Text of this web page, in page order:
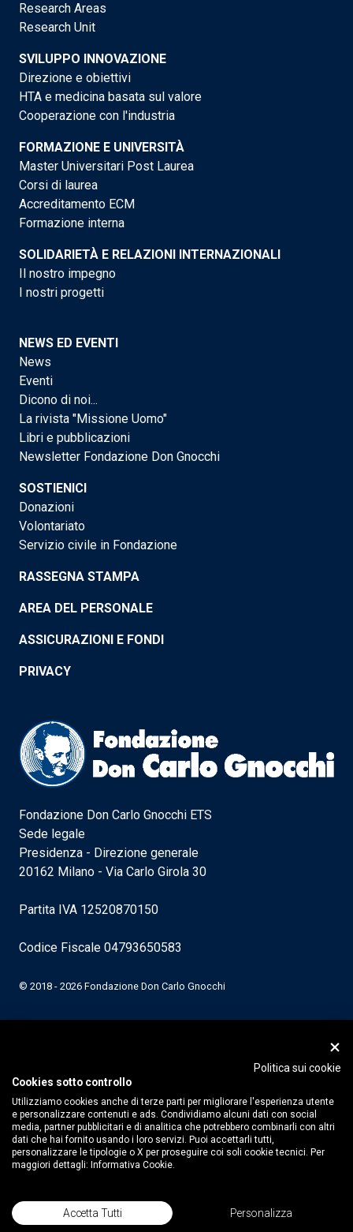
Research Areas
Research Unit
SVILUPPO INNOVAZIONE
Direzione e obiettivi
HTA e medicina basata sul valore
Cooperazione con l'industria
FORMAZIONE E UNIVERSITÀ
Master Universitari Post Laurea
Corsi di laurea
Accreditamento ECM
Formazione interna
SOLIDARIETÀ E RELAZIONI INTERNAZIONALI
Il nostro impegno
I nostri progetti
NEWS ED EVENTI
News
Eventi
Dicono di noi...
La rivista "Missione Uomo"
Libri e pubblicazioni
Newsletter Fondazione Don Gnocchi
SOSTIENICI
Donazioni
Volontariato
Servizio civile in Fondazione
RASSEGNA STAMPA
AREA DEL PERSONALE
ASSICURAZIONI E FONDI
PRIVACY
Fondazione Don Carlo Gnocchi ETS
Sede legale
Presidenza - Direzione generale
20162 Milano - Via Carlo Girola 30
Partita IVA 12520870150
Codice Fiscale 04793650583
© 2018 - 2026 Fondazione Don Carlo Gnocchi
Politica sui cookie
Cookies sotto controllo
Utilizziamo cookies anche di terze parti per migliorare l'esperienza utente
e personalizzare contenuti e ads. Condividiamo alcuni dati con social
media, partner pubblicitari e di analitica che potrebbero combinarli con altri
dati che hai fornito usando i loro servizi. Puoi accettarli tutti,
personalizzare le tipologie o X per proseguire coi soli cookie tecnici. Per
maggiori dettagli: Informativa Cookie.
Accetta Tutti Personalizza